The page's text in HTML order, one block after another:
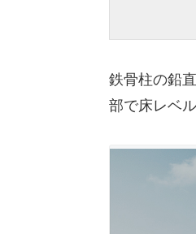
鉄骨柱の鉛
部で床レベ